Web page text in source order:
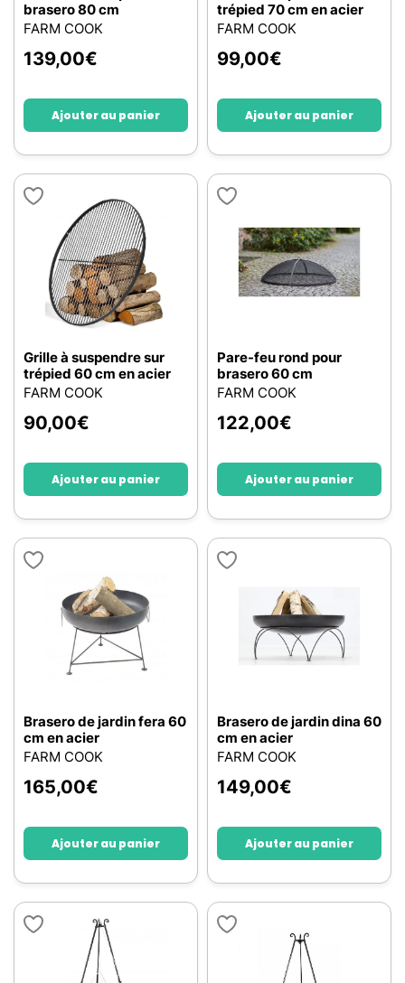
brasero 80 cm
FARM COOK
139,00€
Ajouter au panier
trépied 70 cm en acier
FARM COOK
99,00€
Ajouter au panier
Grille à suspendre sur
trépied 60 cm en acier
FARM COOK
90,00€
Ajouter au panier
Pare-feu rond pour
brasero 60 cm
FARM COOK
122,00€
Ajouter au panier
Brasero de jardin fera 60
cm en acier
FARM COOK
165,00€
Ajouter au panier
Brasero de jardin dina 60
cm en acier
FARM COOK
149,00€
Ajouter au panier